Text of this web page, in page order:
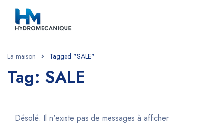
La maison Tagged "SALE"
Tag: SALE
Désolé. Il n'existe pas de messages à afficher